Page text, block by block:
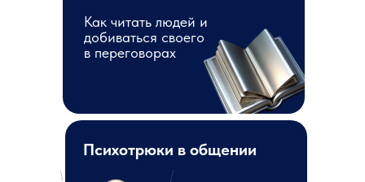
Как читать людей и
добиваться своего
в переговорах
Психотрюки в общении